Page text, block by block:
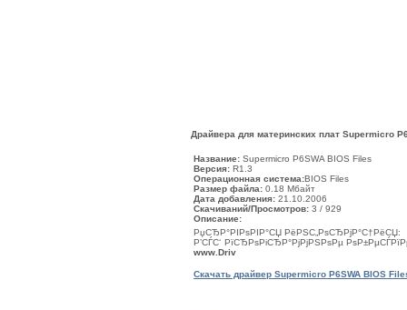
Драйвера для материнских плат Supermicro
Название: Supermicro P6SWA BIOS Files
Версия: R1.3
Операционная система:BIOS Files
Размер файла: 0.18 Мбайт
Дата добавления: 21.10.2006
Скачиваний/Просмотров: 3 / 929
Описание:
РџСЂР°РІРѕРІР°СЏ РёРЅС„РѕСЂРјР°С†РёСЏ:
Р’СЃС‘ РїСЂРѕРіСЂР°РјРјРЅРѕРµ
www.Driv
Скачать драйвер Supermicro P6SWA BIOS